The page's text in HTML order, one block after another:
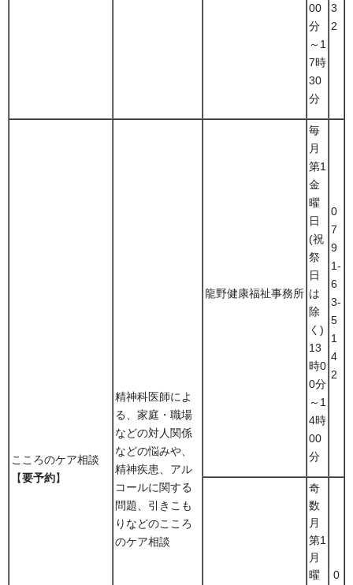
00
分
～1
7時
30
分
3
2
こころのケア相談
【要予約】
精神科医師によ
る、家庭・職場
などの対人関係
などの悩みや、
精神疾患、アル
コールに関する
問題、引きこも
りなどのこころ
のケア相談
龍野健康福祉事務所
毎
月
第1
金
曜
日
(祝
祭
日
は
除
く)
13
時0
0分
～1
4時
00
分
0
7
9
1-
6
3-
5
1
4
2
奇
数
月
第1
月
曜
0